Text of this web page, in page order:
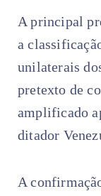
A principal
a
unilaterais
pretexto de
amplificado
ditador
A